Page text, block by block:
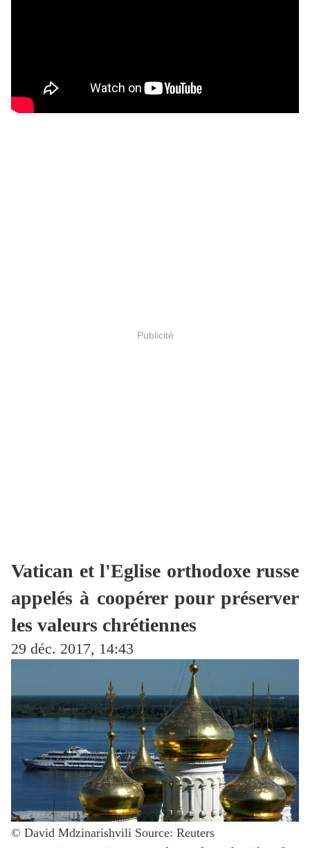
Publicité
Vatican et l'Eglise orthodoxe russe
appelés à coopérer pour préserver
les valeurs chrétiennes
29 déc. 2017, 14:43
© David Mdzinarishvili Source: Reuters